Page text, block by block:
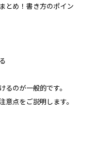
とめ！書き方のポイン
るのが一般的です。
意点をご説明します。